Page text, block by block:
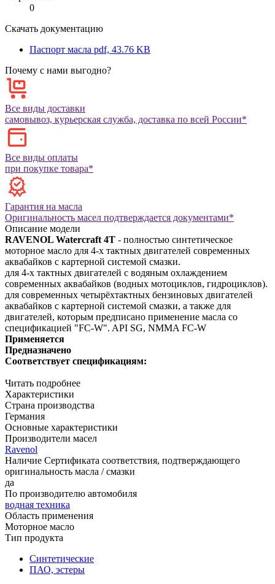
0
Скачать документацию
Паспорт масла pdf, 43.76 KB
Почему с нами выгодно?
Все виды доставки
самовывоз, курьерская служба, доставка по всей России*
Все виды оплаты
при покупке товара*
Гарантия на масла
Оригинальность масел подтверждается документами*
Описание модели
RAVENOL Watercraft 4T - полностью синтетическое
моторное масло для 4-х тактных двигателей современных
аквабайков с картерной системой смазки.
для 4-х тактных двигателей с водяным охлаждением
современных аквабайков (водных мотоциклов, гидроциклов).
для современных четырёхтактных бензиновых двигателей
аквабайков с картерной системой смазки, а также для
двигателей, которым предписано применение масла со
спецификацией "FC-W". API SG, NMMA FC-W
Применяется
Предназначено
Соответствует спецификациям:
Читать подробнее
Характеристики
Страна производства
Германия
Основные характеристики
Производители масел
Ravenol
Наличие Сертификата соответствия, подтверждающего
оригинальность масла / смазки
да
По производителю автомобиля
водная техника
Область применения
Моторное масло
Тип продукта
Синтетические
ПАО, эстеры